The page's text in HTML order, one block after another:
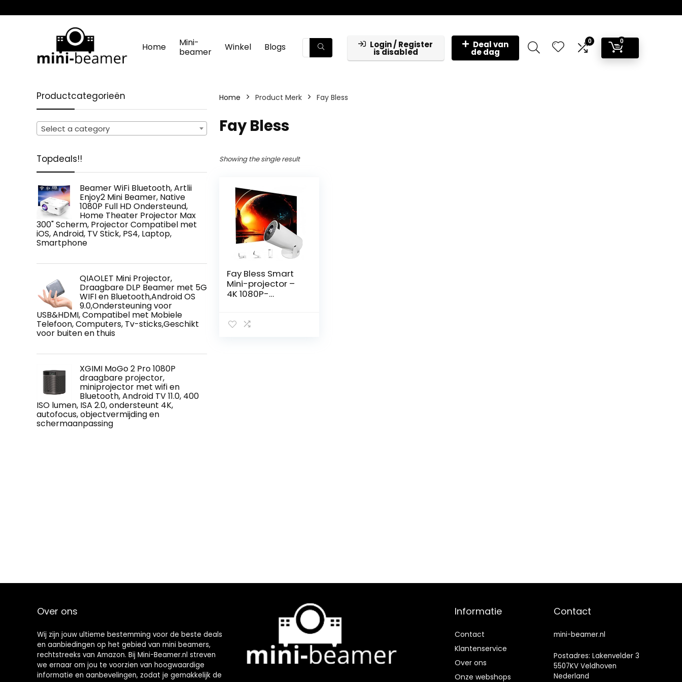
Home
Mini-
beamer
Winkel Blogs Login / Register
is disabled
Deal van
de dag
0 0
Productcategorieën
Select a category
Topdeals!!
Beamer WiFi Bluetooth, Artlii
Enjoy2 Mini Beamer, Native
1080P Full HD Ondersteund,
Home Theater Projector Max
300" Scherm, Projector Compatibel met
iOS, Android, TV Stick, PS4, Laptop,
Smartphone
QIAOLET Mini Projector,
Draagbare DLP Beamer met 5G
WIFI en Bluetooth,Android OS
9.0,Ondersteuning voor
USB&HDMI, Compatibel met Mobiele
Telefoon, Computers, Tv-sticks,Geschikt
voor buiten en thuis
XGIMI MoGo 2 Pro 1080P
draagbare projector,
miniprojector met wifi en
Bluetooth, Android TV 11.0, 400
ISO lumen, ISA 2.0, ondersteunt 4K,
autofocus, objectvermijding en
schermaanpassing
Home Product Merk ‎Fay Bless
‎Fay Bless
Showing the single result
Fay Bless Smart
Mini-projector –
4K 1080P-
horizontale
Over ons
Wij zijn jouw ultieme bestemming voor de beste deals
en aanbiedingen op het gebied van mini beamers,
rechtstreeks van Amazon. Bij Mini-Beamer.nl streven
we ernaar om jou te voorzien van hoogwaardige
informatie en aanbevelingen, zodat je gemakkelijk de
Informatie
Contact
Klantenservice
Over ons
Onze webshops
Contact
mini-beamer.nl
Postadres: Lakenvelder 3
5507KV Veldhoven
Nederland